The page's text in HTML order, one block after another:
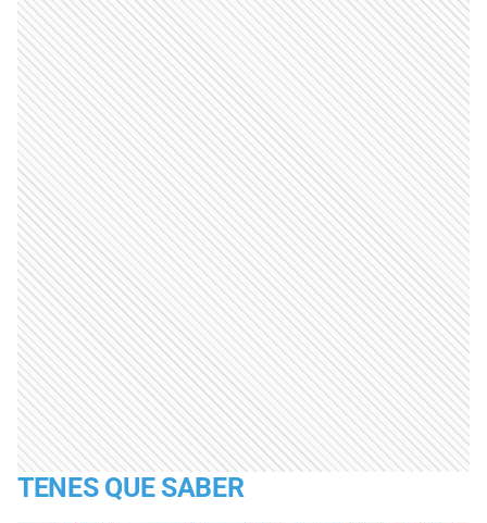
TENES QUE SABER